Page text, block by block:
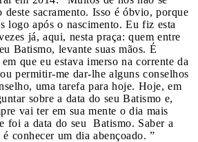
deste sacramento. Isso é óbvio, porque
logo após o nascimento. Eu fiz esta
já, aqui, nesta praça: quem entre
Batismo, levante suas mãos. É
que eu estava imerso na corrente da
permitir-me dar-lhe alguns conselhos
uma tarefa para hoje. Hoje, em
sobre a data do seu Batismo e,
vai ter em sua mente o dia mais
foi a data do seu Batismo. Saber a
conhecer um dia abençoado. ”